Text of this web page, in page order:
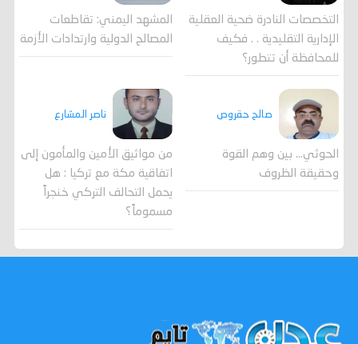
التخصصات النادرة ضحية العقلية
الإدارية التقليدية . . فكيف
للمحافظة أن تتطور؟
المشهد اليمني: تقاطعات
المصالح الدولية وارتدادات الأزمة
صالح حقروص
الحوثي... بين وهم القوة
وحقيقة الظروف
ناصر المشارع
من مواثيق الأمين والمأمون إلى
اتفاقية مكة مع تركيا : هل
يحمل التحالف التركي خنجراً
مسموماً؟